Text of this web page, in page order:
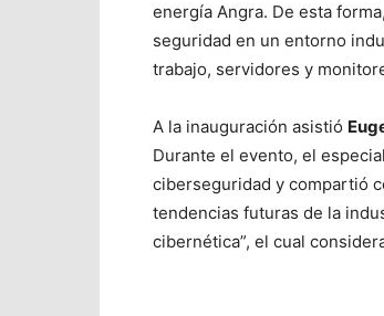
energía Angra. De esta
seguridad en un entorno
trabajo, servidores y
A la inauguración asistió
Durante el evento, el
ciberseguridad y compartió
tendencias futuras de la
cibernética”, el cual